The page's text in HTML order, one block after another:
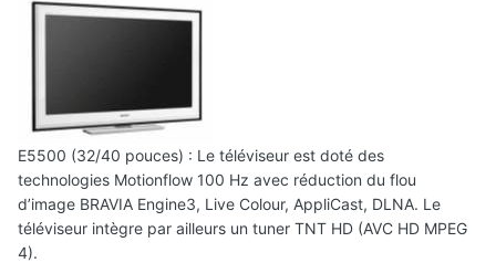
E5500 (32/40 pouces) : Le téléviseur est doté des
technologies Motionflow 100 Hz avec réduction du flou
d’image BRAVIA Engine3, Live Colour, AppliCast, DLNA. Le
téléviseur intègre par ailleurs un tuner TNT HD (AVC HD MPEG
4).